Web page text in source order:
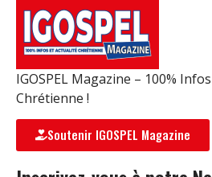
IGOSPEL Magazine – 100%
Chrétienne !
Soutenir IGOSPEL Magazine